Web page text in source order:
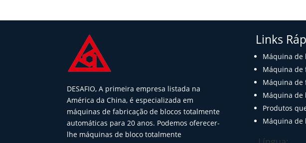
DESAFIO, A primeira empresa listada na
América da China, é especializada em
máquinas de fabricação de blocos totalmente
automáticas para 20 anos. Podemos oferecer-
lhe máquinas de bloco totalmente
Links
Máquina de
Máquina de
Máquina de
Máquina de
Produtos
Máquina de